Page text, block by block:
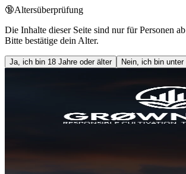
🔞Altersüberprüfung
Die Inhalte dieser Seite sind nur für Personen
Bitte bestätige dein Alter.
Ja, ich bin 18 Jahre oder älter Nein, ich bin unter